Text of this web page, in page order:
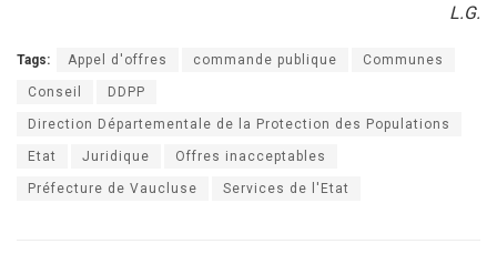
L.G.
Tags: Appel d'offres commande publique Communes
Conseil DDPP
Direction Départementale de la Protection des Populations
Etat Juridique Offres inacceptables
Préfecture de Vaucluse Services de l'Etat